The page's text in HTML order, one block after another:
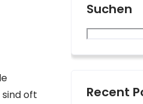
oft
Suchen
Recent